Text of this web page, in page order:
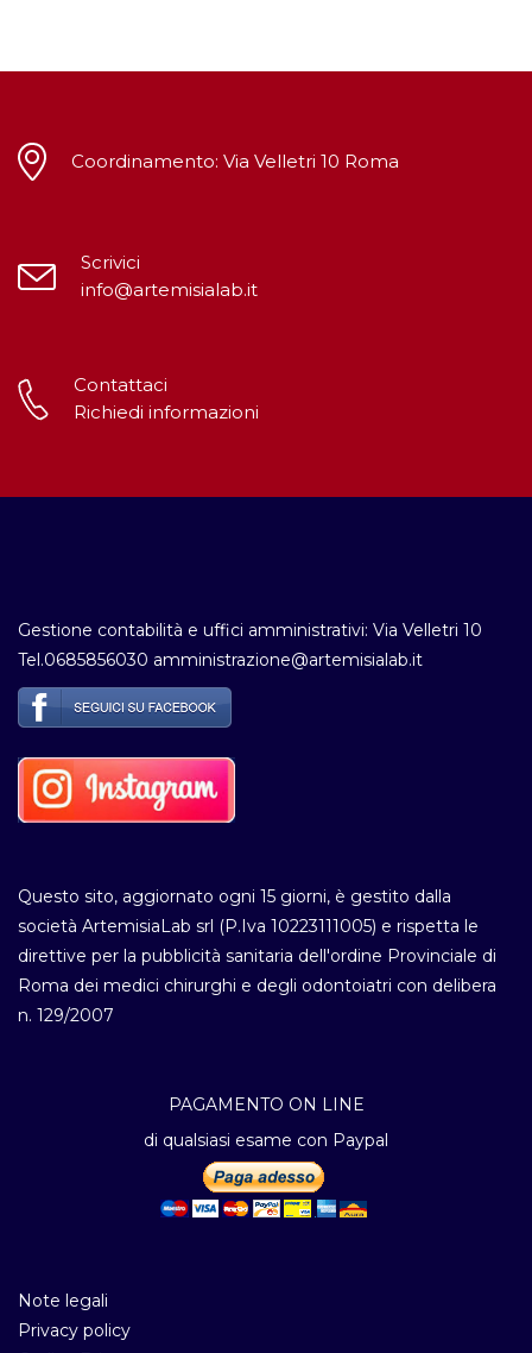
Coordinamento: Via Velletri 10 Roma
Scrivici
info@artemisialab.it
Contattaci
Richiedi informazioni
Gestione contabilità e uffici amministrativi: Via Velletri 10
Tel.0685856030 amministrazione@artemisialab.it
Questo sito, aggiornato ogni 15 giorni, è gestito dalla
società ArtemisiaLab srl (P.Iva 10223111005) e rispetta le
direttive per la pubblicità sanitaria dell'ordine Provinciale di
Roma dei medici chirurghi e degli odontoiatri con delibera
n. 129/2007
PAGAMENTO ON LINE
di qualsiasi esame con Paypal
Note legali
Privacy policy